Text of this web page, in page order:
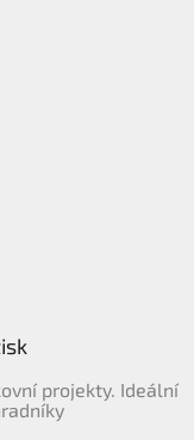
projekty. Ideální